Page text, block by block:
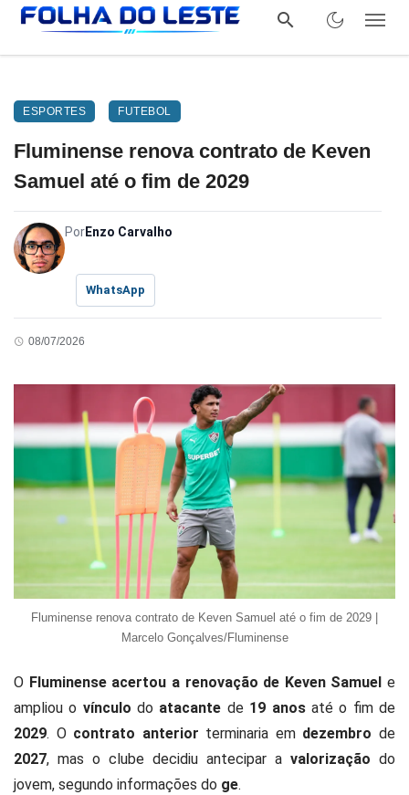
ESPORTES FUTEBOL
Fluminense renova contrato de Keven
Samuel até o fim de 2029
PorEnzo Carvalho
WhatsApp
08/07/2026
Fluminense renova contrato de Keven Samuel até o fim de 2029 |
Marcelo Gonçalves/Fluminense
O Fluminense acertou a renovação de Keven Samuel e
ampliou o vínculo do atacante de 19 anosaté o fim de
2029. O contrato anterior terminaria em dezembro de
2027, mas o clube decidiu antecipar a valorização do
jovem, segundo informações do ge.